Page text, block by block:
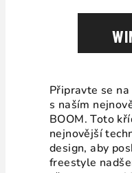
Připravte se
s naším
BOOM. Toto
nejnovější
design, aby
freestyle